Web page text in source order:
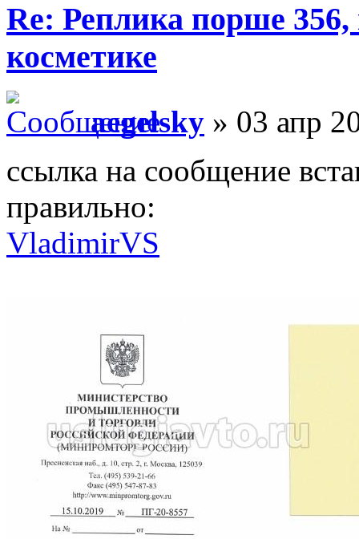
Re: Реплика порше 356,
косметике
aegelsky » 03 апр
ссылка на сообщение
правильно:
VladimirVS